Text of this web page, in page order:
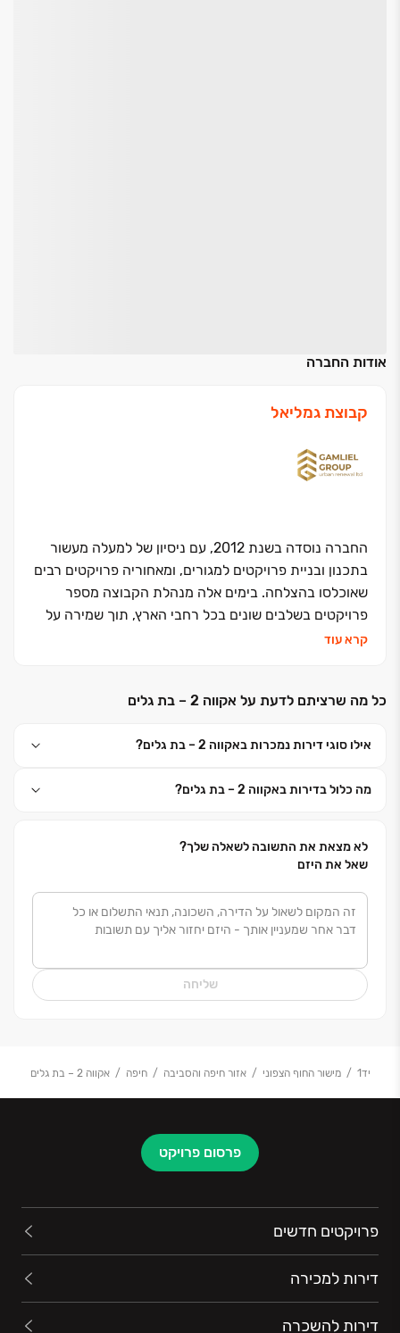
אודות החברה
קבוצת גמליאל
החברה נוסדה בשנת 2012, עם ניסיון של למעלה מעשור
בתכנון ובניית פרויקטים למגורים, ומאחוריה פרויקטים רבים
שאוכלסו בהצלחה. בימים אלה מנהלת הקבוצה מספר
פרויקטים בשלבים שונים בכל רחבי הארץ, תוך שמירה על
שקיפות, מקצוענות ללא פשרות, ומעל הכל אמינות.
קרא עוד
כל מה שרציתם לדעת על אקווה 2 – בת גלים
אילו סוגי דירות נמכרות באקווה 2 – בת גלים?
מה כלול בדירות באקווה 2 – בת גלים?
לא מצאת את התשובה לשאלה שלך?
שאל את היזם
שליחה
יד1 מישור החוף הצפוני אזור חיפה והסביבה חיפה אקווה 2 – בת גלים
פרסום פרויקט
פרויקטים חדשים
דירות למכירה
דירות להשכרה